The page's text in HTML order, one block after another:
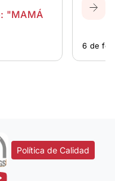
"MAMÁ
6 de
Política de Calidad